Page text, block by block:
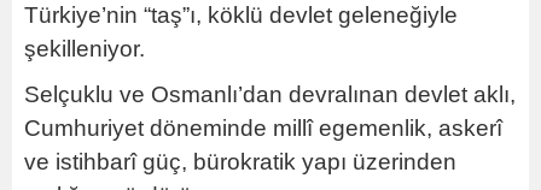
Türkiye’nin “taş”ı, köklü devlet geleneğiyle
şekilleniyor.
Selçuklu ve Osmanlı’dan devralınan devlet aklı,
Cumhuriyet döneminde millî egemenlik, askerî
ve istihbarî güç, bürokratik yapı üzerinden